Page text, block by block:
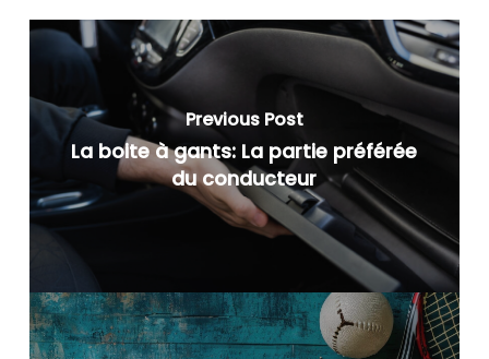
Previous Post
La boite à gants: La partie préférée
du conducteur